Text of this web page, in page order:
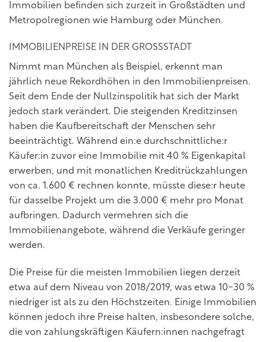
Immobilien befinden sich zurzeit in Großstädten und
Metropolregionen wie Hamburg oder München.
IMMOBILIENPREISE IN DER GROSSSTADT
Nimmt man München als Beispiel, erkennt man
jährlich neue Rekordhöhen in den Immobilienpreisen.
Seit dem Ende der Nullzinspolitik hat sich der Markt
jedoch stark verändert. Die steigenden Kreditzinsen
haben die Kaufbereitschaft der Menschen sehr
beeinträchtigt. Während ein:e durchschnittliche:r
Käufer:in zuvor eine Immobilie mit 40 % Eigenkapital
erwerben, und mit monatlichen Kreditrückzahlungen
von ca. 1.600 € rechnen konnte, müsste diese:r heute
für dasselbe Projekt um die 3.000 € mehr pro Monat
aufbringen. Dadurch vermehren sich die
Immobilienangebote, während die Verkäufe geringer
werden.
Die Preise für die meisten Immobilien liegen derzeit
etwa auf dem Niveau von 2018/2019, was etwa 10-30 %
niedriger ist als zu den Höchstzeiten. Einige Immobilien
können jedoch ihre Preise halten, insbesondere solche,
die von zahlungskräftigen Käufern:innen nachgefragt